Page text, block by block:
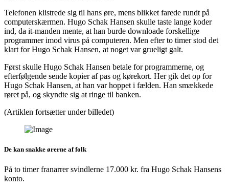
Telefonen klistrede sig til hans øre, mens blikket farede rundt på
computerskærmen. Hugo Schak Hansen skulle taste lange koder
ind, da it-manden mente, at han burde downloade forskellige
programmer imod virus på computeren. Men efter to timer stod det
klart for Hugo Schak Hansen, at noget var grueligt galt.
Først skulle Hugo Schak Hansen betale for programmerne, og
efterfølgende sende kopier af pas og kørekort. Her gik det op for
Hugo Schak Hansen, at han var hoppet i fælden. Han smækkede
røret på, og skyndte sig at ringe til banken.
(Artiklen fortsætter under billedet)
De kan snakke ørerne af folk
På to timer franarrer svindlerne 17.000 kr. fra Hugo Schak Hansens
konto.